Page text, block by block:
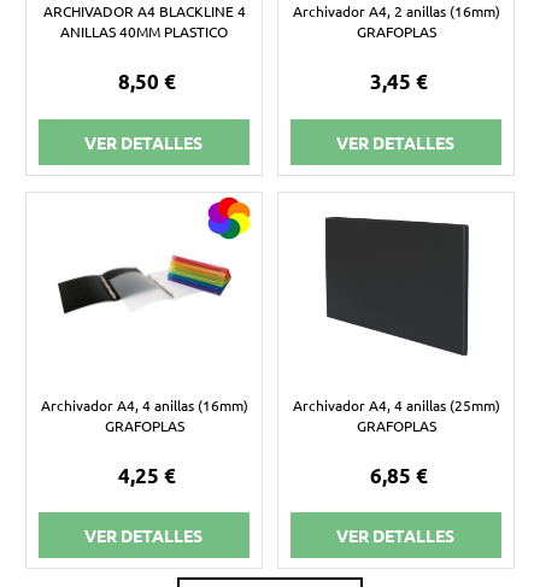
ARCHIVADOR A4 BLACKLINE 4
ANILLAS 40MM PLASTICO
8,50 €
VER DETALLES
Archivador A4, 2 anillas (16mm)
GRAFOPLAS
3,45 €
VER DETALLES
Archivador A4, 4 anillas (16mm)
GRAFOPLAS
4,25 €
VER DETALLES
Archivador A4, 4 anillas (25mm)
GRAFOPLAS
6,85 €
VER DETALLES